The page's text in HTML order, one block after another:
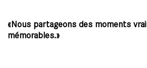
«Nous partageons des moments
mémorables.»